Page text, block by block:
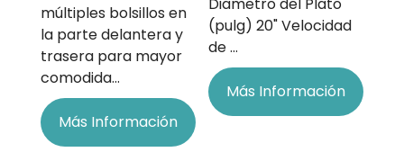
múltiples bolsillos en
la parte delantera y
trasera para mayor
comodida…
Más Información
(pulg) 20" Velocidad
de …
Más Información